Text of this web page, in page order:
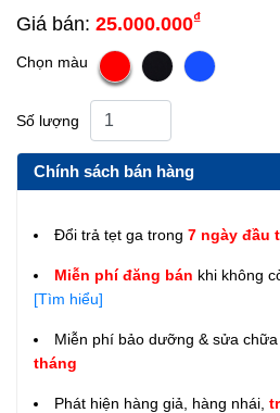
Giá bán: 25.000.000₫
Chọn màu
Số lượng
Chính sách bán hàng
Đổi trả tẹt ga trong 7 ngày đầu
Miễn phí đăng bán khi không
[Tìm hiểu]
Miễn phí bảo dưỡng & sửa
tháng
Phát hiện hàng giả, hàng nhái,